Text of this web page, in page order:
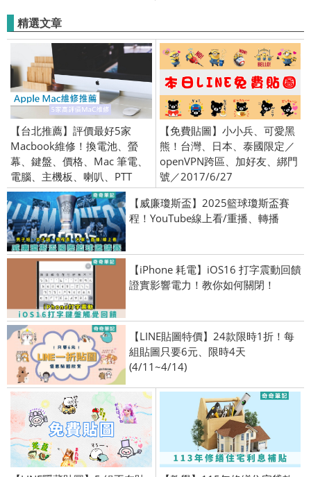
精選文章
【台北推薦】評價最好5家
Macbook維修！換電池、螢
幕、鍵盤、價格、Mac 筆電、
電腦、主機板、喇叭、PTT
【免費貼圖】小小兵、可愛黑
熊！台灣、日本、泰國限定／
openVPN跨區、加好友、綁門
號／2017/6/27
【威廉瓊斯盃】2025籃球瓊斯盃賽
程！YouTube線上看/重播、轉播
【iPhone 耗電】iOS16 打字震動回饋
證實影響電力！教你如何關閉！
【LINE貼圖特價】24款限時1折！每
組貼圖只要6元、限時4天
(4/11~4/14)